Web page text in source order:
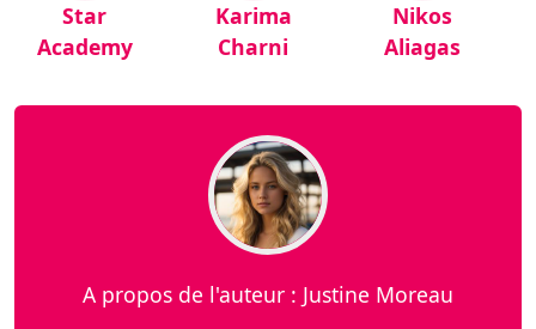
Star
Academy
Karima
Charni
Nikos
Aliagas
A propos de l'auteur : Justine Moreau